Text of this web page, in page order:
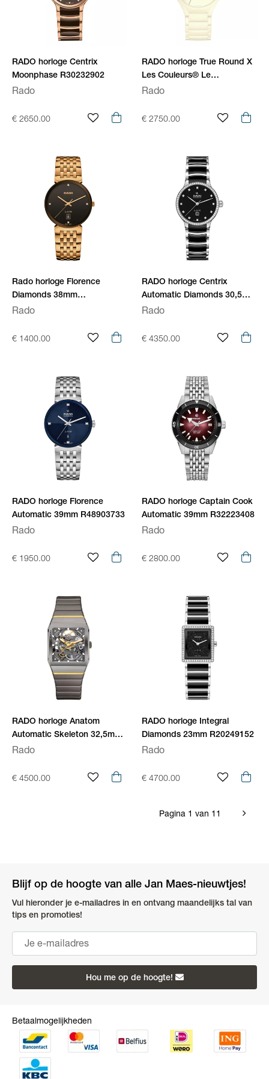
RADO horloge Centrix
Moonphase R30232902
Rado
€ 2650.00
RADO horloge True Round X
Les Couleurs® Le
Corbusier® Automatic
Rado
€ 2750.00
Rado horloge Florence
Diamonds 38mm
staal/staal/zwart R48916703
Rado
€ 1400.00
RADO horloge Centrix
Automatic Diamonds 30,5mm
R30228702
Rado
€ 4350.00
RADO horloge Florence
Automatic 39mm R48903733
Rado
€ 1950.00
RADO horloge Captain Cook
Automatic 39mm R32223408
Rado
€ 2800.00
RADO horloge Anatom
Automatic Skeleton 32,5mm
R10206109
Rado
€ 4500.00
RADO horloge Integral
Diamonds 23mm R20249152
Rado
€ 4700.00
Pagina 1 van 11
Blijf op de hoogte van alle Jan Maes-nieuwtjes!
Vul hieronder je e-mailadres in en ontvang maandelijks tal van
tips en promoties!
Hou me op de hoogte!
Betaalmogelijkheden